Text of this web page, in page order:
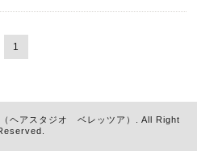
1
アスタジオ ベレッツア）
. All Right